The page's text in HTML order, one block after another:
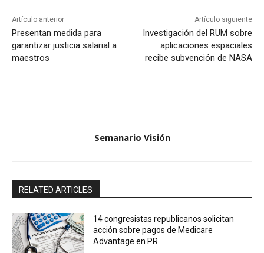
Artículo anterior
Presentan medida para
garantizar justicia salarial a
maestros
Artículo siguiente
Investigación del RUM sobre
aplicaciones espaciales
recibe subvención de NASA
Semanario Visión
RELATED ARTICLES
14 congresistas republicanos solicitan
acción sobre pagos de Medicare
Advantage en PR